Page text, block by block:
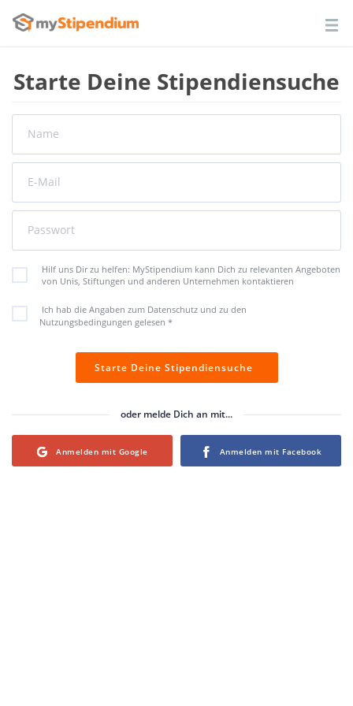
Starte Deine Stipendiensuche
Name
E-Mail
Passwort
Hilf uns Dir zu helfen: MyStipendium kann Dich zu relevanten Angeboten
von Unis, Stiftungen und anderen Unternehmen kontaktieren
Ich hab die Angaben zum Datenschutz und zu den
Nutzungsbedingungen gelesen *
Starte Deine Stipendiensuche
oder melde Dich an mit...
Login with Google Login with Facebook